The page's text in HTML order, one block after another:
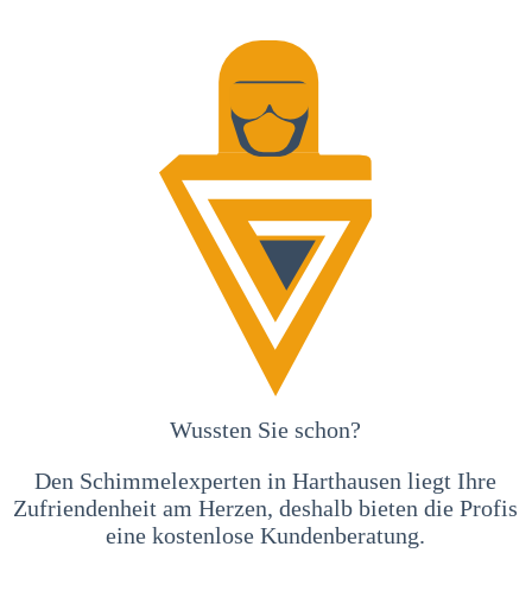
Wussten Sie schon?
Den Schimmelexperten in Harthausen liegt Ihre
Zufriendenheit am Herzen, deshalb bieten die Profis
eine kostenlose Kundenberatung.